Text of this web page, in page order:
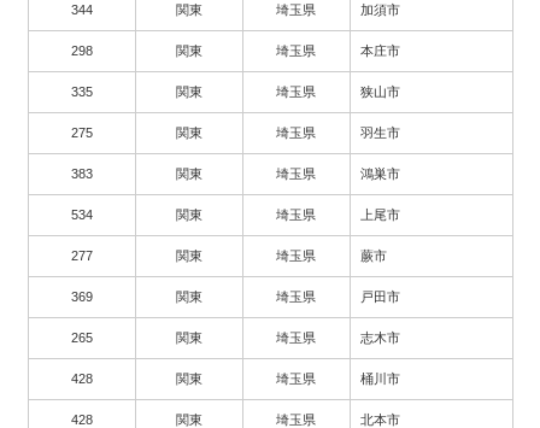
344 関東 埼玉県 加須市
298 関東 埼玉県 本庄市
335 関東 埼玉県 狭山市
275 関東 埼玉県 羽生市
383 関東 埼玉県 鴻巣市
534 関東 埼玉県 上尾市
277 関東 埼玉県 蕨市
369 関東 埼玉県 戸田市
265 関東 埼玉県 志木市
428 関東 埼玉県 桶川市
428 関東 埼玉県 北本市